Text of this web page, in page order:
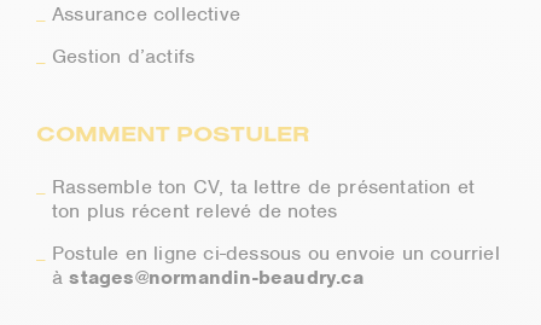
Assurance collective
Gestion d’actifs
COMMENT POSTULER
Rassemble ton CV, ta lettre de présentation et
ton plus récent relevé de notes
Postule en ligne ci-dessous ou envoie un courriel
àstages@normandin-beaudry.ca